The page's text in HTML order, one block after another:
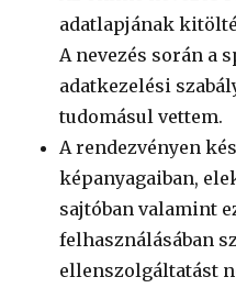
adatlapjának
A nevezés során a
adatkezelési
tudomásul vettem.
A rendezvényen
képanyagaiban,
sajtóban valamint
felhasználásában
ellenszolgáltatást